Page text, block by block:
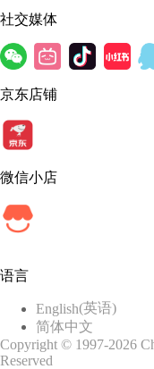
社交媒体
京东店铺
微信小店
语言
English(英语)
简体中文
Copyright © 1997-2026
Reserved